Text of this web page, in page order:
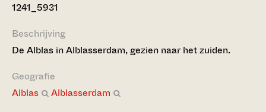
1241_5931
Beschrijving
De Alblas in Alblasserdam, gezien naar het zuiden.
Geografie
Alblas
Alblasserdam